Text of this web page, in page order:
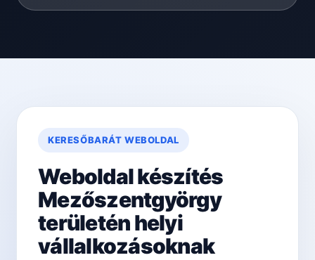
KERESŐBARÁT WEBOLDAL
Weboldal készítés
Mezőszentgyörgy
területén helyi
vállalkozásoknak